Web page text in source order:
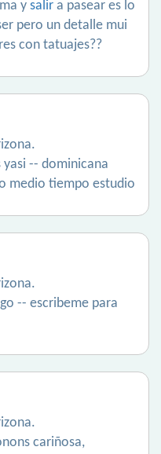
y salir a pasear es lo
pero un detalle mui
con tatuajes??
yasi -- dominicana
medio tiempo estudio
-- escribeme para
cariñosa,